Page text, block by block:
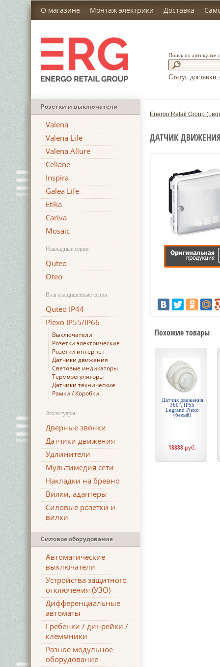
О магазине Монтаж электрики Доставка
Поиск по артикулам
Статус доставки
Розетки и выключатели
Valena
Valena Life
Valena Allure
Celiane
Inspira
Galea Life
Etika
Cariva
Mosaic
Накладные серии
Quteo
Oteo
Влагозащищенные серии
Quteo IP44
Plexo IP55/IP66
Выключатели
Розетки электрические
Розетки интернет
Датчики движения
Световые индикаторы
Терморегуляторы
Датчики технические
Рамки / Коробки
Аксессуары
Дверные звонки
Датчики движения
Удлинители
Мультимедия сети
Накладки на бревно
Вилки, адаптеры
Силовые розетки и
вилки
Силовое оборудование
Автоматические
выключатели
Устройства защитного
отключения (УЗО)
Дифференциальные
автоматы
Гребенки / динрейки /
клеммники
Разное модульное
оборудование
Energo Retail Group
ДАТЧИК ДВИЖЕНИЯ
Похожие товары
Датчик движения
360°, IP55
Legrand Plexo
(белый)
18888 руб.